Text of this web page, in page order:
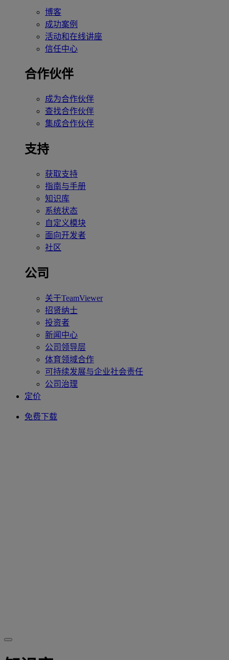
博客
成功案例
活动和在线讲座
信任中心
合作伙伴
成为合作伙伴
查找合作伙伴
集成合作伙伴
支持
获取支持
指南与手册
知识库
系统状态
自定义模块
面向开发者
社区
公司
关于TeamViewer
招贤纳士
投资者
新闻中心
公司领导层
体育领域合作
可持续发展与企业社会责任
公司治理
定价
免费下载